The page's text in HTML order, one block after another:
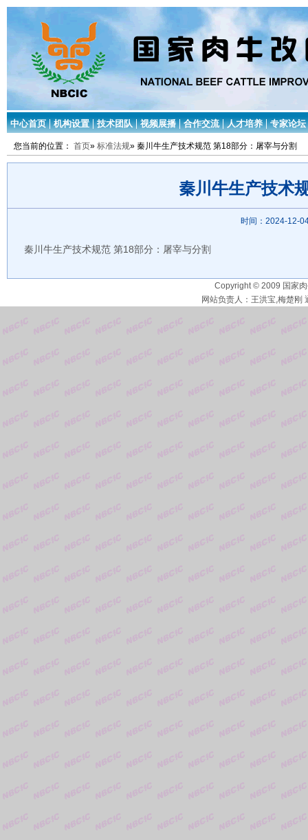
中心首页 机构设置 技术团队 视频展播 合作交流 人才培养 专家论坛
您当前的位置： 首页» 标准法规» 秦川牛生产技术规范 第18部分：屠宰与分割
秦川牛生产技术
时间：2024-12-
秦川牛生产技术规范 第18部分：屠宰与分割
Copyright © 2009 国家
网站负责人：王洪宝,梅楚刚